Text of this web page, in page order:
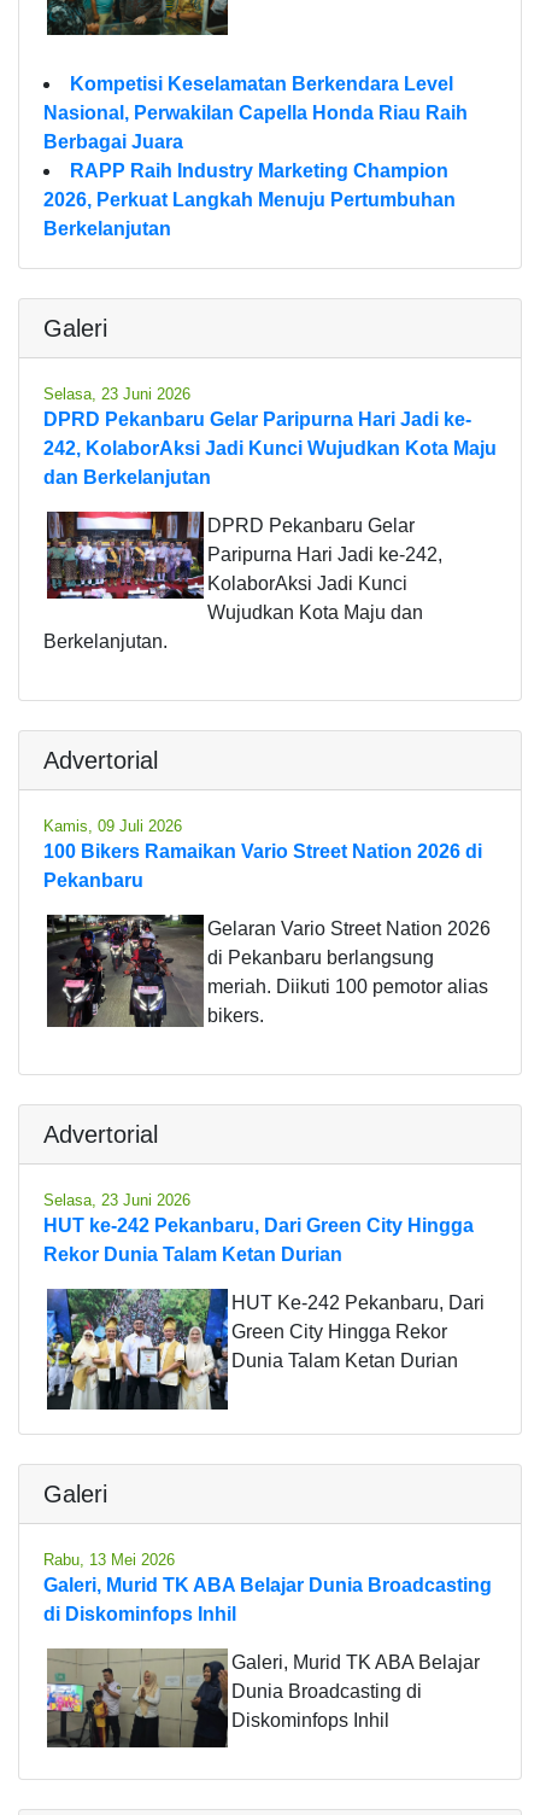
Kompetisi Keselamatan Berkendara Level
Nasional, Perwakilan Capella Honda Riau Raih
Berbagai Juara
RAPP Raih Industry Marketing Champion
2026, Perkuat Langkah Menuju Pertumbuhan
Berkelanjutan
Galeri
Selasa, 23 Juni 2026
DPRD Pekanbaru Gelar Paripurna Hari Jadi ke-
242, KolaborAksi Jadi Kunci Wujudkan Kota Maju
dan Berkelanjutan
DPRD Pekanbaru Gelar
Paripurna Hari Jadi ke-242,
KolaborAksi Jadi Kunci
Wujudkan Kota Maju dan
Berkelanjutan.
Advertorial
Kamis, 09 Juli 2026
100 Bikers Ramaikan Vario Street Nation 2026 di
Pekanbaru
Gelaran Vario Street Nation 2026
di Pekanbaru berlangsung
meriah. Diikuti 100 pemotor alias
bikers.
Advertorial
Selasa, 23 Juni 2026
HUT ke-242 Pekanbaru, Dari Green City Hingga
Rekor Dunia Talam Ketan Durian
HUT Ke-242 Pekanbaru, Dari
Green City Hingga Rekor
Dunia Talam Ketan Durian
Galeri
Rabu, 13 Mei 2026
Galeri, Murid TK ABA Belajar Dunia Broadcasting
di Diskominfops Inhil
Galeri, Murid TK ABA Belajar
Dunia Broadcasting di
Diskominfops Inhil